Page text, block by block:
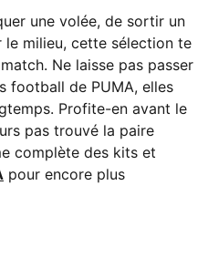
une volée, de sortir un
milieu, cette sélection te
Ne laisse pas passer
football de PUMA, elles
Profite-en avant le
pas trouvé la paire
complète des kits et
pour encore plus